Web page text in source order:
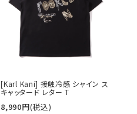
[Karl Kani] 接触冷感 シャイン ス
キャッタード レター T
8,990円(税込)